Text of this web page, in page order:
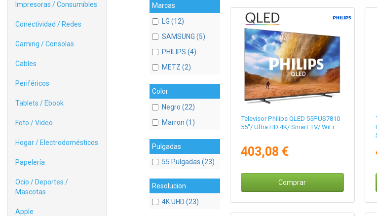
Impresoras / Consumibles
Conectividad / Redes
Gaming / Consolas
Cables
Periféricos
Tablets / Ebook
Foto / Video
Hogar / Electrodomésticos
Papelería
Ocio / Deportes /
Mascotas
Apple
Marcas
LG (12)
SAMSUNG (5)
PHILIPS (4)
METZ (2)
Color
Negro (22)
Marron (1)
Pulgadas
55 Pulgadas (23)
Resolucion
4K UHD (23)
Televisor Philips QLED 55PUS7810
55"/ Ultra HD 4K/ Smart TV/ WiFi
403,08 €
Comprar